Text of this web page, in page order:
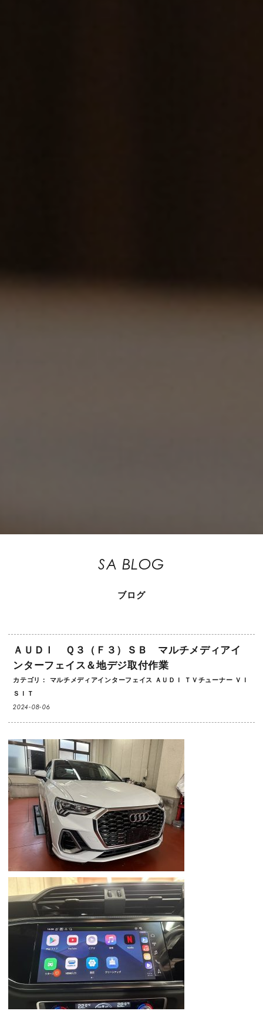
SA BLOG
ブログ
ＡＵＤＩ Ｑ３（Ｆ３）ＳＢ マルチメディアイ
ンターフェイス＆地デジ取付作業
カテゴリ： マルチメディアインターフェイス ＡＵＤＩ ＴＶチューナー ＶＩ
ＳＩＴ
2024-08-06